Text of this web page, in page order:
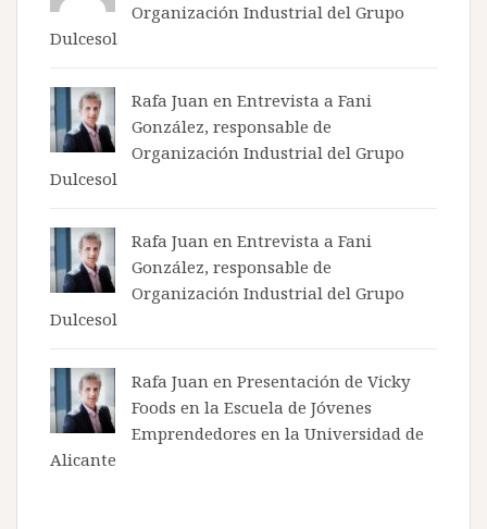
Organización Industrial del Grupo
Dulcesol
Rafa Juan en Entrevista a Fani
González, responsable de
Organización Industrial del Grupo
Dulcesol
Rafa Juan en Entrevista a Fani
González, responsable de
Organización Industrial del Grupo
Dulcesol
Rafa Juan en Presentación de Vicky
Foods en la Escuela de Jóvenes
Emprendedores en la Universidad de
Alicante